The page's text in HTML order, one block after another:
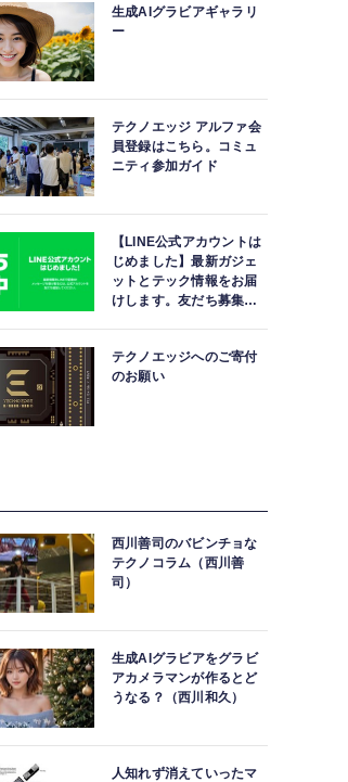
生成AIグラビアギャラリ
ー
テクノエッジ アルファ会
員登録はこちら。コミュ
ニティ参加ガイド
【LINE公式アカウントは
じめました】最新ガジェ
ットとテック情報をお届
けします。友だち募集
テクノエッジへのご寄付
のお願い
西川善司のバビンチョな
テクノコラム（西川善
司）
生成AIグラビアをグラビ
アカメラマンが作るとど
うなる？（西川和久）
人知れず消えていったマ